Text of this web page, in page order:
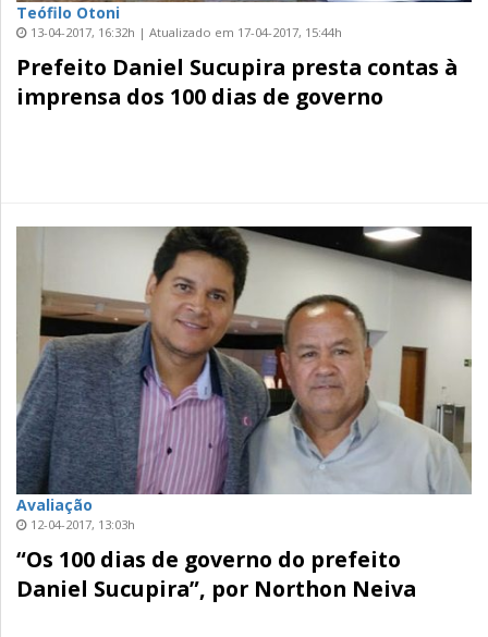
Teófilo Otoni
13-04-2017, 16:32h | Atualizado em 17-04-2017, 15:44h
Prefeito Daniel Sucupira presta contas à
imprensa dos 100 dias de governo
Avaliação
12-04-2017, 13:03h
“Os 100 dias de governo do prefeito
Daniel Sucupira”, por Northon Neiva